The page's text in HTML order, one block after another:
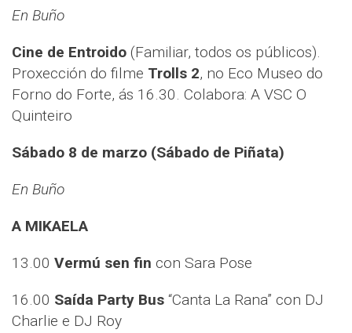
En Buño
Cine de Entroido (Familiar, todos os públicos).
Proxección do filme Trolls 2, no Eco Museo do
Forno do Forte, ás 16.30. Colabora: A VSC O
Quinteiro
Sábado 8 de marzo (Sábado de Piñata)
En Buño
A MIKAELA
13.00 Vermú sen fin con Sara Pose
16.00 Saída Party Bus “Canta La Rana” con DJ
Charlie e DJ Roy